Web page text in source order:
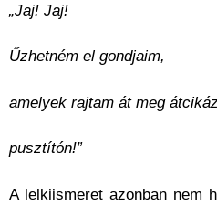
„Jaj! Jaj!
Űzhetném el gondjaim,
amelyek rajtam át meg
pusztítón!”
A lelkiismeret azonban nem